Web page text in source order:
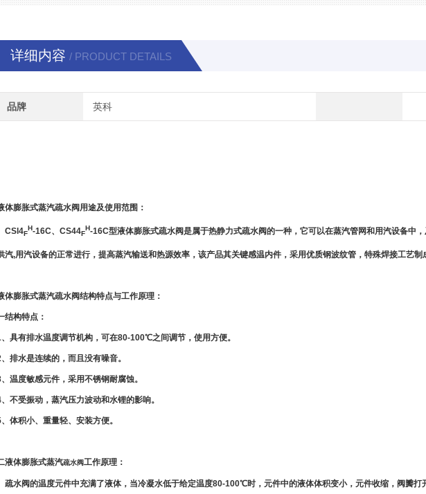
详细内容 / PRODUCT DETAILS
品牌 英科
体膨胀式蒸汽疏水阀 用途及使用范围 ：
CSl4F
H-16C、CS44F
H-16C型液体膨胀式疏水阀是属于热静力式疏水阀的一种，它可以在蒸汽管网和用汽设备中
汽,用汽设备的正常进行，提高蒸汽输送和热源效率，该产品其关键感温内件，采用优质钢波纹管，特殊焊接工艺制
体膨胀式蒸汽疏水阀结构特点与工作原理：
结构特点：
具有排水温度调节机构，可在80-100℃之间调节，使用方便。
排水是连续的，而且没有噪音。
温度敏感元件，采用不锈钢耐腐蚀。
不受振动，蒸汽压力波动和水锂的影响。
体积小、重量轻、安装方便。
液体膨胀式蒸汽疏水阀工作原理：
疏水阀的温度元件中充满了液体，当冷凝水低于给定温度80-100℃时，元件中的液体体积变小，元件收缩，阀瓣